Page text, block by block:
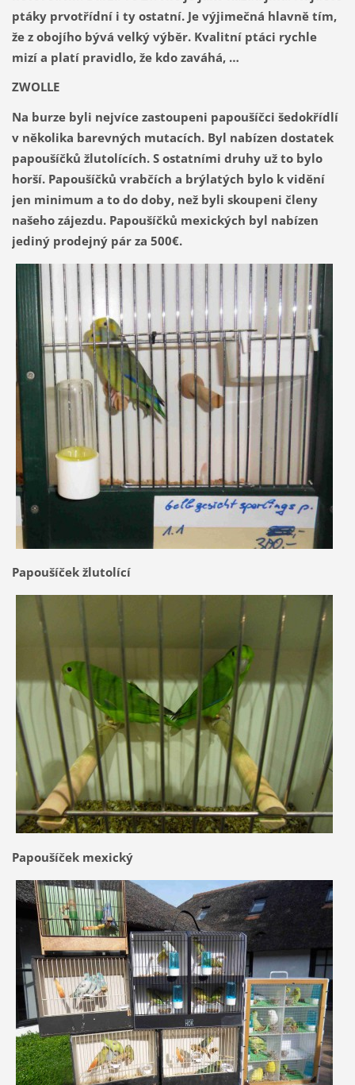
ptáky prvotřídní i ty ostatní. Je výjimečná hlavně tím,
že z obojího bývá velký výběr. Kvalitní ptáci rychle
mizí a platí pravidlo, že kdo zaváhá, …
ZWOLLE
Na burze byli nejvíce zastoupeni papoušíčci šedokřídlí
v několika barevných mutacích. Byl nabízen dostatek
papoušíčků žlutolících. S ostatními druhy už to bylo
horší. Papoušíčků vrabčích a brýlatých bylo k vidění
jen minimum a to do doby, než byli skoupeni členy
našeho zájezdu. Papoušíčků mexických byl nabízen
jediný prodejný pár za 500€.
Papoušíček žlutolící
Papoušíček mexický